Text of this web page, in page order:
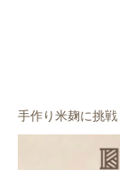
手作り米麹に挑戦